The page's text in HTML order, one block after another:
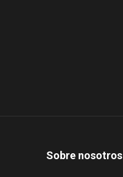
Sobre nosotros